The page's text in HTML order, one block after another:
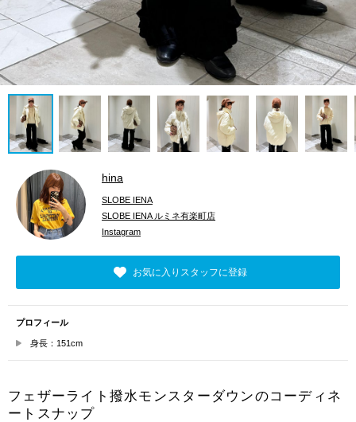
hina
SLOBE IENA
SLOBE IENA ルミネ有楽町店
Instagram
お気に入りスタッフに登録
プロフィール
身長：151cm
フェザーライト撥水モンスターダウンのコーディネ
ートスナップ